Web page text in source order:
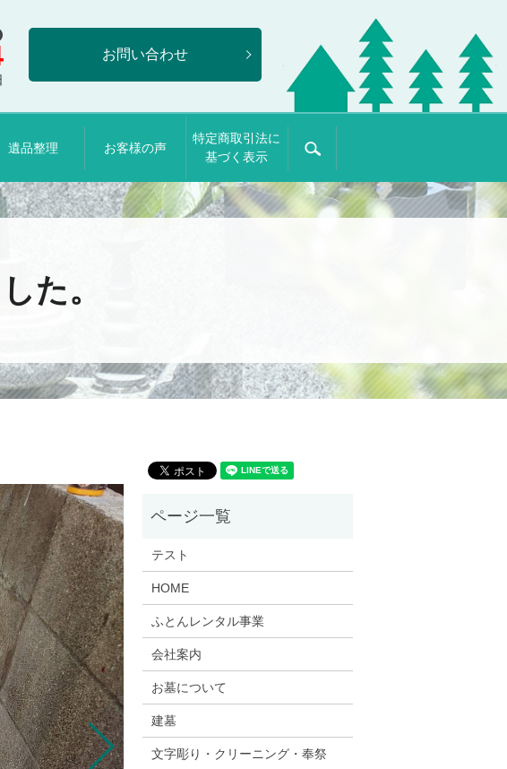
お問い合わせ
遺品整理 お客様の声
特定商取引法に
基づく表示
た。
テスト
HOME
ふとんレンタル事業
会社案内
お墓について
建墓
文字彫り・クリーニング・奉祭